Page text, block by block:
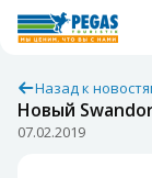
Назад к
Новый
07.02.2019